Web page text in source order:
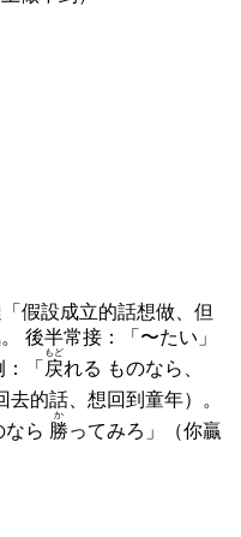
假設成立的話想做、但
後半常接：「〜たい」
「 戻
もど
れる ものなら、
去的話、想回到童年）。
なら 勝
か
ってみろ」（你贏